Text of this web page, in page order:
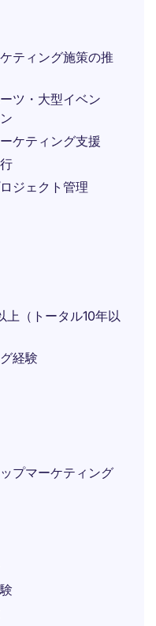
ティング施策の推
ツ・大型イベン
ケティング支援
ジェクト管理
上（トータル10年以
経験
プマーケティング